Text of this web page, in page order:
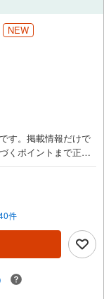
NEW
す。掲載情報だけで
くポイントまで正直
選ぶ」ためのサポー
からないリアルな情
探しを進めていきま
い。【Yahoo！ 不動
を成約するとPayPay
不動産 物件ご成約キ
ください。※必ずYah
件